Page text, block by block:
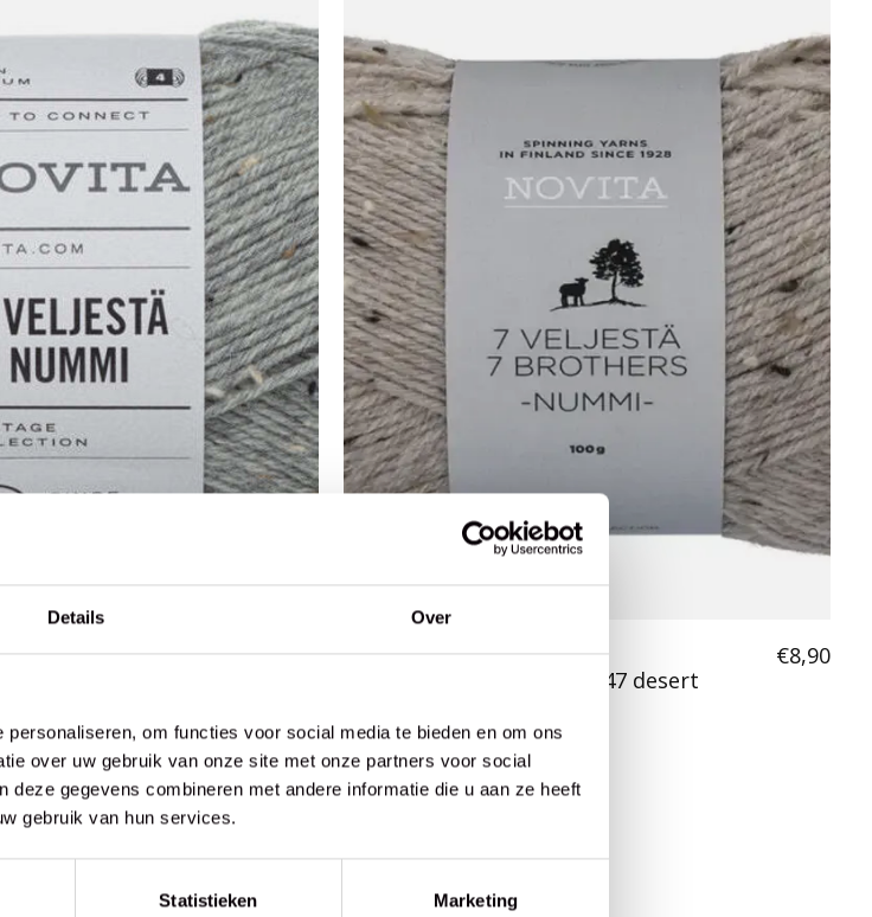
Details Over
om functies voor social media te bieden en om ons
over uw gebruik van onze site met onze partners voor social
gegevens combineren met andere informatie die u aan ze heeft
gebruik van hun services.
Statistieken Marketing
100g -946 moraine
€8,90 Novita
7 Veljestä Nummi 100g -947 desert
€8,90